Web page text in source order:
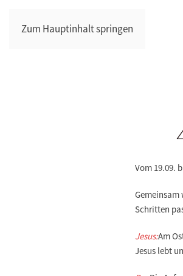
Zum Hauptinhalt springen
Vom 19.09.
Gemeinsam
Schritten
Jesus:Am
Jesus lebt